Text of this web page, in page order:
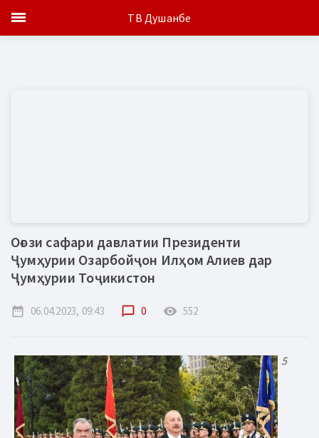
Оғози сафари давлатии Президенти
Ҷумҳурии Озарбойҷон Илҳом Алиев дар
Ҷумҳурии Тоҷикистон
date_range 06.04.2023, 09:43 chat_bubble_outline 0 remove_red_eye 552
5
ТВ Душанбе